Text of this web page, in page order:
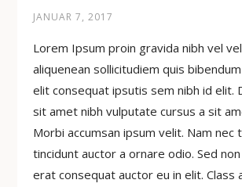
JANUAR 7, 2017
Lorem Ipsum proin gravida nibh vel
aliquenean sollicitudiem quis
elit consequat ipsutis sem nibh id elit.
sit amet nibh vulputate cursus a sit
Morbi accumsan ipsum velit. Nam nec
tincidunt auctor a ornare odio. Sed
erat consequat auctor eu in elit. Class